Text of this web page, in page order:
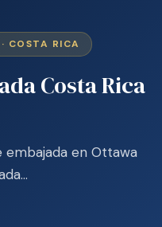
COSTA RICA
Costa Rica
embajada en Ottawa